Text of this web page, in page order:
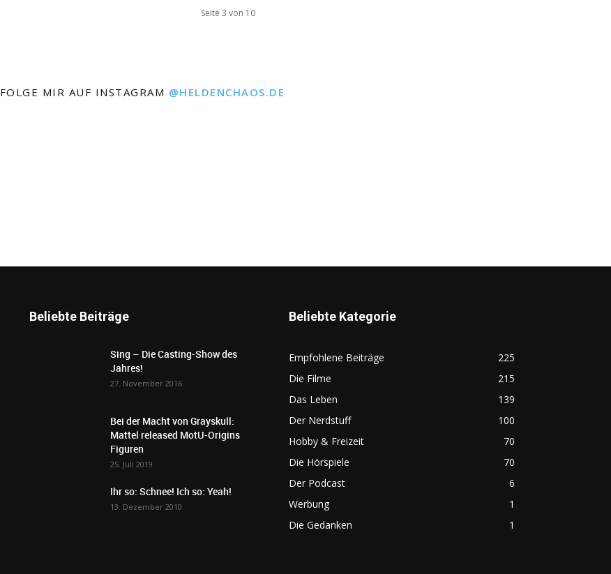
Seite 3 von 10
FOLGE MIR AUF INSTAGRAM @HELDENCHAOS.DE
Beliebte Beiträge
Sing – Die Casting-Show des
Jahres!
27. November 2016
Bei der Macht von Grayskull:
Mattel released MotU-Origins
Figuren
25. Juli 2019
Ihr so: Schnee! Ich so: Yeah!
13. Dezember 2010
Beliebte Kategorie
Empfohlene Beiträge
225
Die Filme
215
Das Leben
139
Der Nerdstuff
100
Hobby & Freizeit
70
Die Hörspiele
70
Der Podcast
6
Werbung
1
Die Gedanken
1